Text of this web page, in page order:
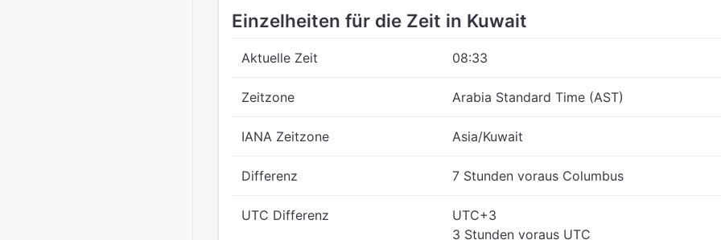
Einzelheiten für die Zeit in Kuwait
Aktuelle Zeit 08:33
Zeitzone Arabia Standard Time (AST)
IANA Zeitzone Asia/Kuwait
Differenz 7 Stunden voraus Columbus
UTC Differenz
UTC+3
3 Stunden voraus UTC